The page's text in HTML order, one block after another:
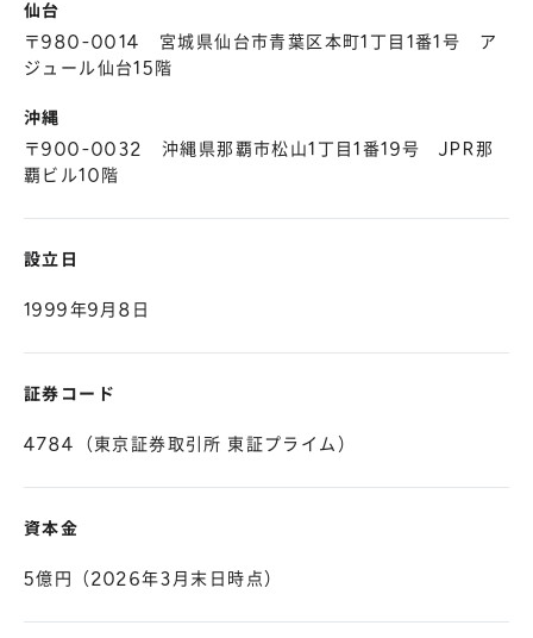
仙台
〒980-0014 宮城県仙台市青葉区本町1丁目1番1号 ア
ジュール仙台15階
沖縄
〒900-0032 沖縄県那覇市松山1丁目1番19号 JPR那
覇ビル10階
設立日
1999年9月8日
証券コード
4784（東京証券取引所 東証プライム）
資本金
5億円（2026年3月末日時点）